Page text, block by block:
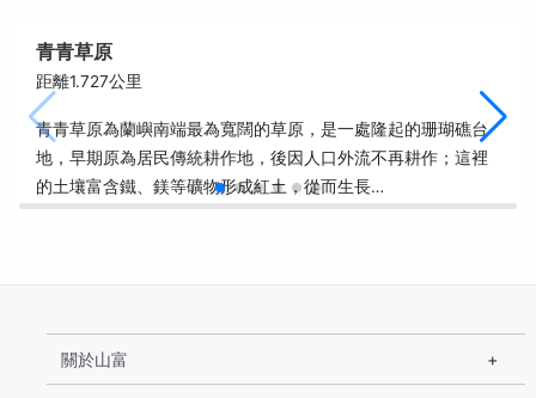
青青草原
距離1.727公里
青青草原為蘭嶼南端最為寬闊的草原，是一處隆起的珊瑚礁台
地，早期原為居民傳統耕作地，後因人口外流不再耕作；這裡
的土壤富含鐵、鎂等礦物形成紅土，從而生長…
關於山富